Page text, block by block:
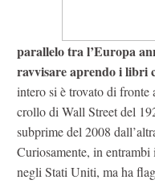
parallelo tra l’Europa
ravvisare aprendo i libri
intero si è trovato di fronte
crollo di Wall Street del
subprime del 2008
Curiosamente, in
negli Stati Uniti, ma ha